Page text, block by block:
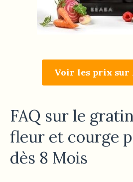
Voir les prix sur
FAQ sur le
fleur et courge
dès 8 Mois